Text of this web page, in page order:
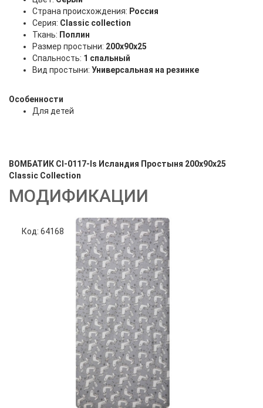
Страна происхождения: Россия
Серия: Classic collection
Ткань: Поплин
Размер простыни: 200х90х25
Спальность: 1 спальный
Вид простыни: Универсальная на резинке
Особенности
Для детей
ВОМБАТИК Cl-0117-Is Исландия Простыня 200х90х25
Classic Collection
МОДИФИКАЦИИ
Код: 64168